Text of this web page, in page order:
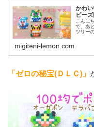
かわ
ビー
こんに
で、あ
ツリー
migiteni-lemon.com
「ゼロの秘宝(ＤＬＣ)」